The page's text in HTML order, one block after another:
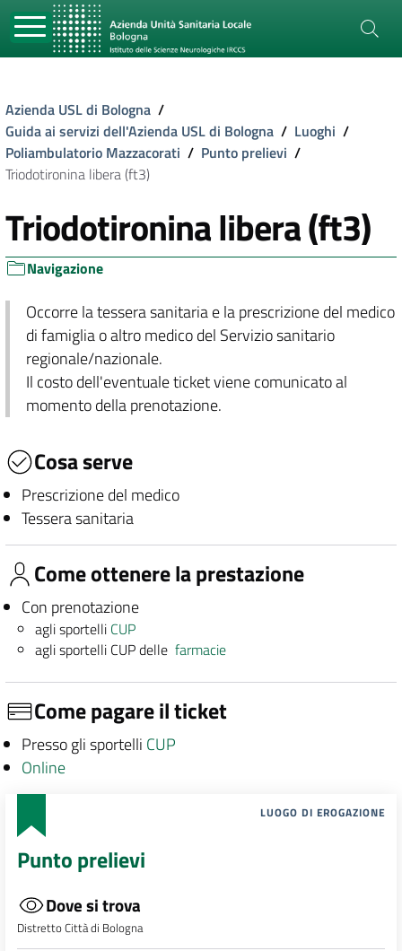
Azienda USL di Bologna /
Guida ai servizi dell'Azienda USL di Bologna / Luoghi /
Poliambulatorio Mazzacorati / Punto prelievi /
Triodotironina libera (ft3)
Triodotironina libera (ft3)
Navigazione
Occorre la tessera sanitaria e la prescrizione del medico
di famiglia o altro medico del Servizio sanitario
regionale/nazionale.
Il costo dell'eventuale ticket viene comunicato al
momento della prenotazione.
Cosa serve
Prescrizione del medico
Tessera sanitaria
Come ottenere la prestazione
Con prenotazione
agli sportelli CUP
agli sportelli CUP dellefarmacie
Come pagare il ticket
Presso gli sportelli CUP
Online
LUOGO DI EROGAZIONE
Punto prelievi
Dove si trova
Distretto Città di Bologna